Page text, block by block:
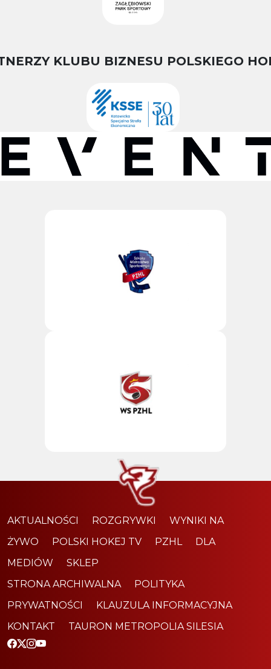
KLUBU BIZNESU POLSKIEGO
AKTUALNOŚCI ROZGRYWKI
WYNIKI NA
ŻYWO
POLSKI HOKEJ TV PZHL
DLA
MEDIÓW
SKLEP
STRONA ARCHIWALNA
POLITYKA
PRYWATNOŚCI
KLAUZULA INFORMACYJNA
KONTAKT
TAURON METROPOLIA SILESIA